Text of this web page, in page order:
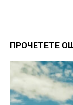
ПРОЧЕТЕТЕ